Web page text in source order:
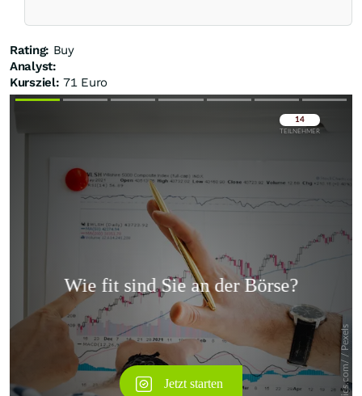
Rating: Buy
Analyst:
Kursziel: 71 Euro
Überspringen